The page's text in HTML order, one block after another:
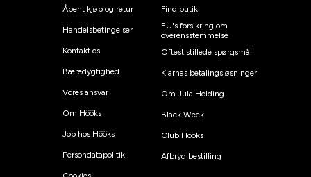
Åpent kjøp og retur
Handelsbetingelser
Kontakt os
Bæredygtighed
Vores ansvar
Om Hööks
Job hos Hööks
Persondatapolitik
Find butik
EU's forsikring om
overensstemmelse
Oftest stillede spørgsmål
Klarnas betalingsløsninger
Om Jula Holding
Black Week
Club Hööks
Afbryd bestilling